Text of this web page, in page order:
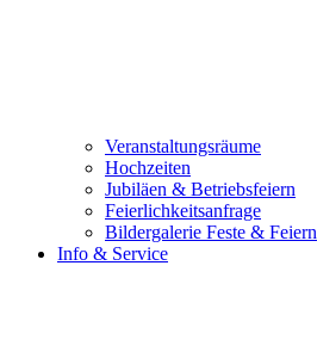
Veranstaltungsräume
Hochzeiten
Jubiläen & Betriebsfeiern
Feierlichkeitsanfrage
Bildergalerie Feste & Feiern
Info & Service